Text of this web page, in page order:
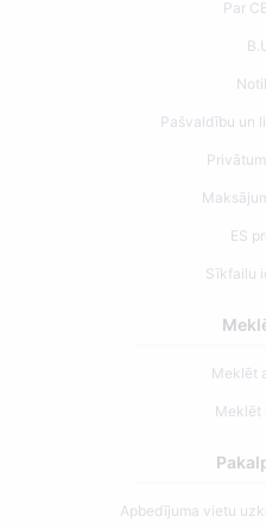
Par
Pašvaldību un
ES
Sīkfailu
Meklēt
Meklēt
Apbedījuma vietu